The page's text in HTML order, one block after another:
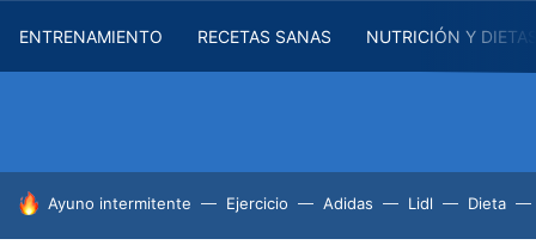
ENTRENAMIENTO RECETAS SANAS NUTRICIÓN Y
HOY SE HABLA DE
Ayuno intermitente Ejercicio Adidas Lidl Dieta